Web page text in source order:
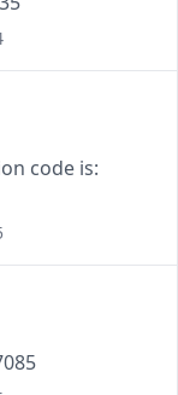
code is: